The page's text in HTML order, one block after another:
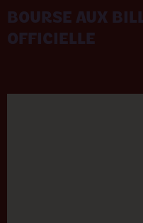
BOURSE AUX
OFFICIELLE